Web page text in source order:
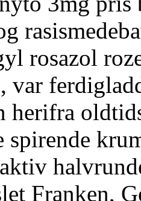
rosazol
var
herifra
spirende
Franken,